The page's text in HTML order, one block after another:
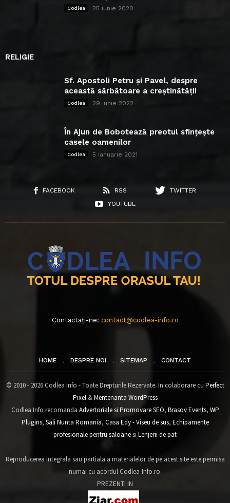
Codlea 25 iunie 2020
RELIGIE
Sf. Apostoli Petru și Pavel, despre
această sărbătoare a creștinătății
Codlea 29 iunie 2022
În Ajun de Bobotează preotul sfințește
casele oamenilor
Codlea 5 ianuarie 2021
FACEBOOK RSS
TWITTER
YOUTUBE
Contactați-ne: contact@codlea-info.ro
HOME DESPRE NOI SITEMAP CONTACT
© 2010 - 2026 Codlea Info - Toate Drepturile Rezervate. In colaborare cu Perfect
Pixel&Mentenanta WordPress
Codlea Info recomanda Advertoriale si Promovare SEO, Brasov Events, WP
Plugins, Sali Nunta Romania, Casa Edy - Viseu de sus, Echipamente
profesionale pentru saloanesi Lenjerii de pat
Reproducerea integrala sau partiala a materialelor de pe acest site este permisa
numai cu acordul Codlea-Info.ro.
PREZENTI IN